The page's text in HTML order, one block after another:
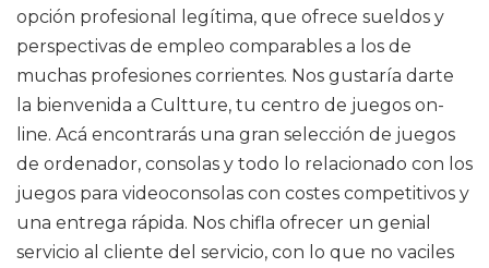
opción profesional legítima, que ofrece sueldos y
perspectivas de empleo comparables a los de
muchas profesiones corrientes. Nos gustaría darte
la bienvenida a Cultture, tu centro de juegos on-
line. Acá encontrarás una gran selección de juegos
de ordenador, consolas y todo lo relacionado con los
juegos para videoconsolas con costes competitivos y
una entrega rápida. Nos chifla ofrecer un genial
servicio al cliente del servicio, con lo que no vaciles